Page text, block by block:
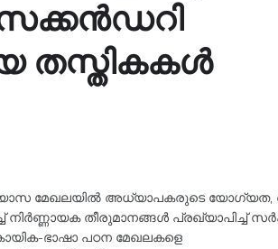
തസ്തികകൾ
മേഖലയിൽ അധ്യാപകരുടെ യോഗ്യത,
തീരുമാനങ്ങൾ പ്രഖ്യാപിച്ച്
ഭാഷാ പഠന മേഖലകളെ